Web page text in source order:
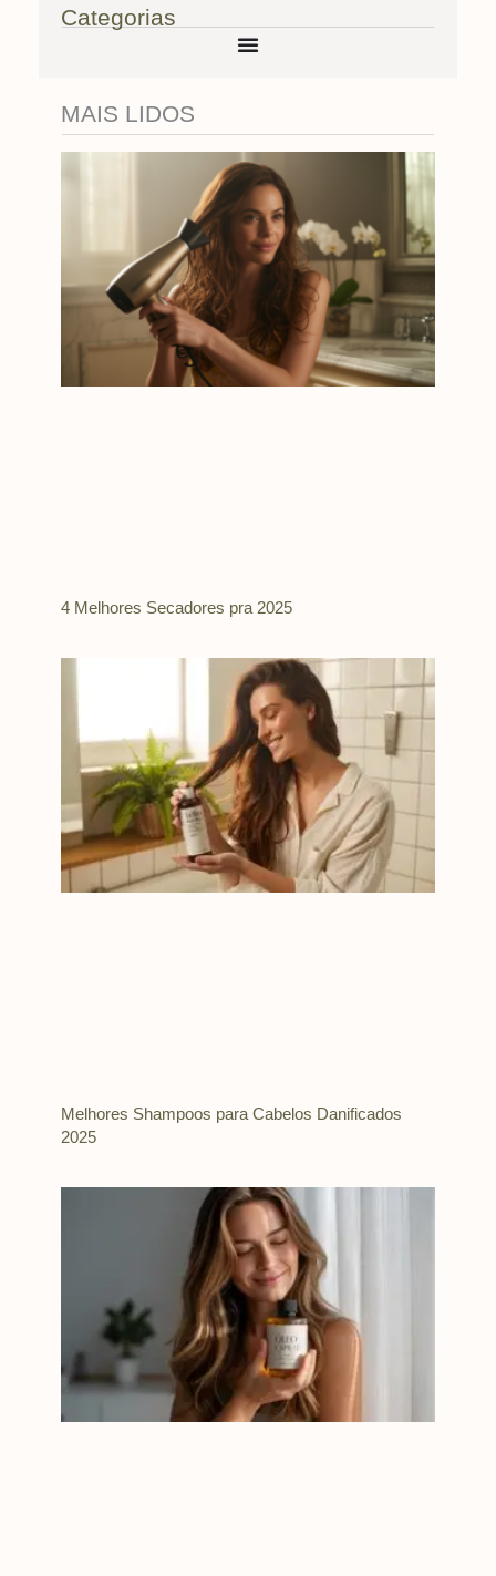
Categorias
MAIS LIDOS
4 Melhores Secadores pra 2025
Melhores Shampoos para Cabelos Danificados
2025